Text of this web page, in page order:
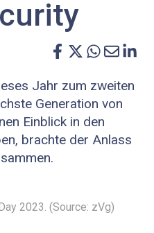
Jahr zum zweiten
Generation von
Einblick in den
brachte der Anlass
2023. (Source: zVg)